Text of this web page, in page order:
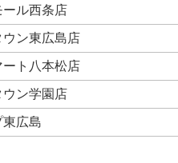
ール西条店
ウン東広島店
ート八本松店
ウン学園店
東広島